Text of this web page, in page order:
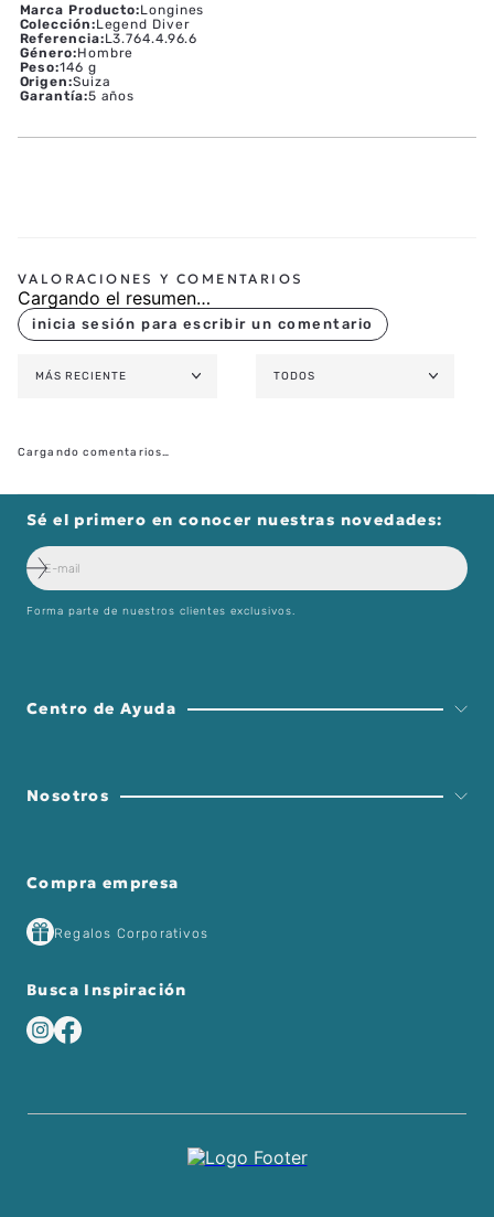
Marca Producto:Longines
Colección:Legend Diver
Referencia:L3.764.4.96.6
Género:Hombre
Peso:146 g
Origen:Suiza
Garantía:5 años
Cargando el resumen…
MÁS RECIENTE TODOS
Cargando comentarios…
Sé el primero en conocer nuestras novedades:
Forma parte de nuestros clientes exclusivos.
Centro de Ayuda
Nosotros
Compra empresa
Regalos Corporativos
Busca Inspiración